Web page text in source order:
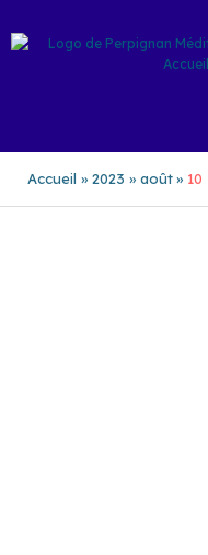
au
contenu
Accueil 2023 août 10